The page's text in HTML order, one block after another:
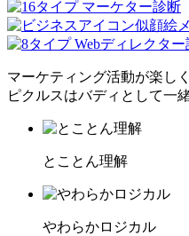
マーケティング活動が楽しく
ピクルスはバディとして一
とことん理解
やわらかロジカル